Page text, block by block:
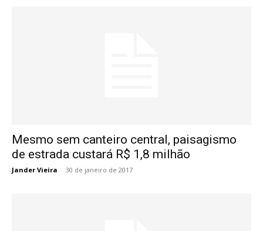
Mesmo sem canteiro central, paisagismo
de estrada custará R$ 1,8 milhão
Jander Vieira - 30 de janeiro de 2017